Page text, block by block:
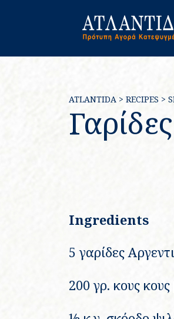
ATLANTIDA > RECIPES >
Ingredients
5 γαρίδες
200 γρ. κους